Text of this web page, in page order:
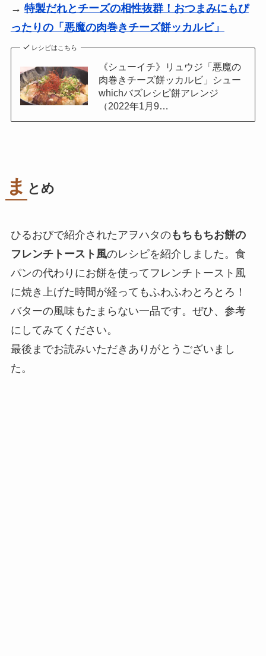
→ 特製だれとチーズの相性抜群！おつまみにもぴ
ったりの「悪魔の肉巻きチーズ餅ッカルビ」
レシピはこちら
《シューイチ》リュウジ「悪魔の
肉巻きチーズ餅ッカルビ」シュー
whichバズレシピ餅アレンジ
（2022年1月9…
ま とめ
ひるおびで紹介されたアヲハタのもちもちお餅の
フレンチトースト風のレシピを紹介しました。食
パンの代わりにお餅を使ってフレンチトースト風
に焼き上げた時間が経ってもふわふわとろとろ！
バターの風味もたまらない一品です。ぜひ、参考
にしてみてください。
最後までお読みいただきありがとうございまし
た。